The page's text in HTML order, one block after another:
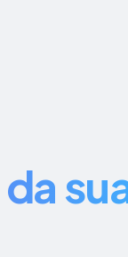
da